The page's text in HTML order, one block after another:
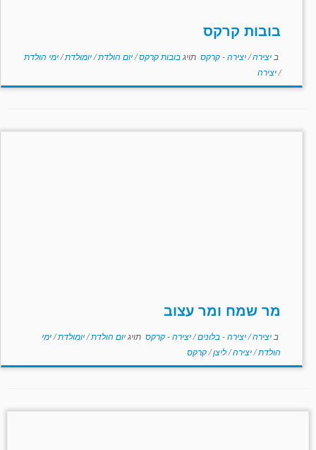
בובות קרקס
ב יצירה/יצירה - קרקס תויגבובות קרקס/יום הולדת/יומולדת/ימי הולדת
/יצירה
מר שמח ומר עצוב
ב יצירה/יצירה - בלונים/יצירה - קרקס תויגיום הולדת/יומולדת/ימי
הולדת/יצירה/ליצן/קרקס